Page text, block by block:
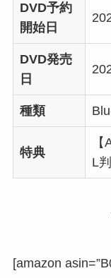
DVD予約
開始日
DVD発売
日
種類
特典
L
[amazon